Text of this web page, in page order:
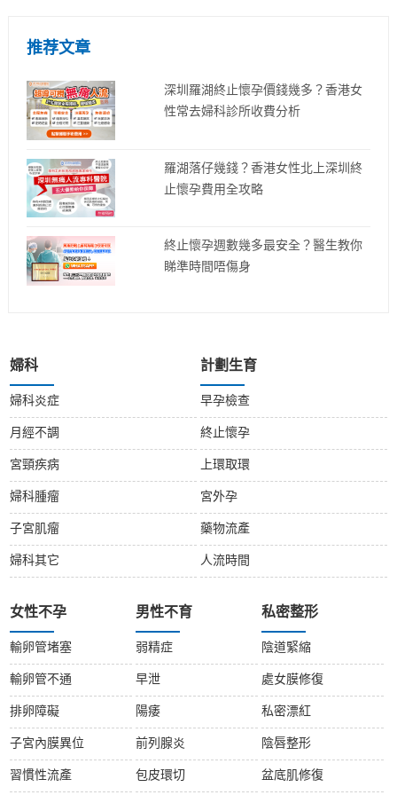
推荐文章
深圳羅湖終止懷孕價錢幾多？香港女
性常去婦科診所收費分析
羅湖落仔幾錢？香港女性北上深圳終
止懷孕費用全攻略
終止懷孕週數幾多最安全？醫生教你
睇準時間唔傷身
婦科
婦科炎症
月經不調
宮頸疾病
婦科腫瘤
子宮肌瘤
婦科其它
計劃生育
早孕檢查
終止懷孕
上環取環
宮外孕
藥物流產
人流時間
女性不孕
輸卵管堵塞
輸卵管不通
排卵障礙
子宮內膜異位
習慣性流產
男性不育
弱精症
早泄
陽痿
前列腺炎
包皮環切
私密整形
陰道緊縮
處女膜修復
私密漂紅
陰唇整形
盆底肌修復